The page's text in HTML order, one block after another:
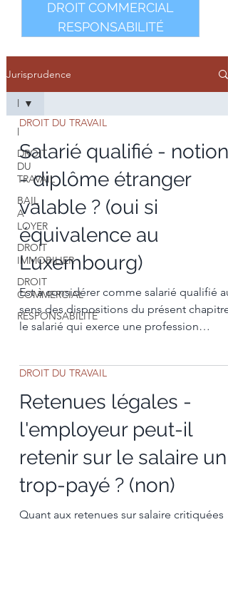
DROIT COMMERCIAL
RESPONSABILITÉ
Jurisprudence
l
DROIT
DU
TRAVAIL
BAIL
A
LOYER
DROIT
IMMOBILIER
DROIT
COMMERCIAL
RESPONSABILITÉ
l
DROIT DU TRAVAIL
Salarié qualifié - notion
- diplôme étranger
valable ? (oui si
équivalence au
Luxembourg)
Est à considérer comme salarié qualifié au
sens des dispositions du présent chapitre,
le salarié qui exerce une profession
DROIT DU TRAVAIL
Retenues légales -
l'employeur peut-il
retenir sur le salaire un
trop-payé ? (non)
Quant aux retenues sur salaire critiquées